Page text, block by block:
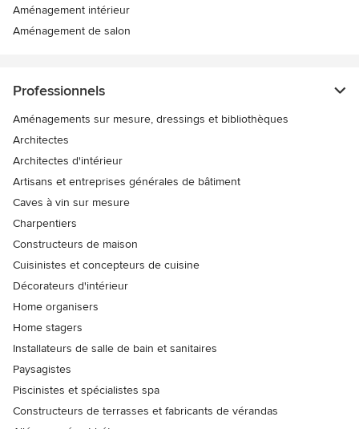
Aménagement intérieur
Aménagement de salon
Professionnels
Aménagements sur mesure, dressings et bibliothèques
Architectes
Architectes d'intérieur
Artisans et entreprises générales de bâtiment
Caves à vin sur mesure
Charpentiers
Constructeurs de maison
Cuisinistes et concepteurs de cuisine
Décorateurs d'intérieur
Home organisers
Home stagers
Installateurs de salle de bain et sanitaires
Paysagistes
Piscinistes et spécialistes spa
Constructeurs de terrasses et fabricants de vérandas